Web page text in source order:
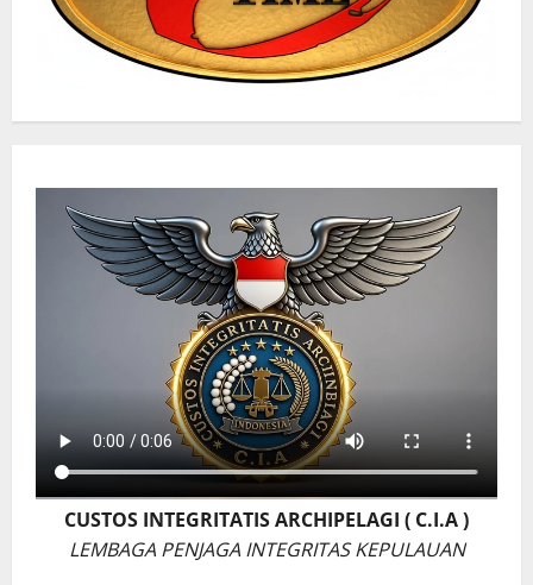
CUSTOS INTEGRITATIS ARCHIPELAGI ( C.I.A )
LEMBAGA PENJAGA INTEGRITAS KEPULAUAN